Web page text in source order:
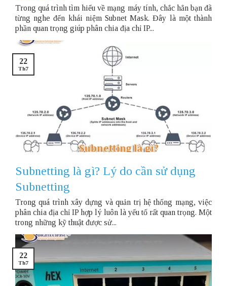
Trong quá trình tìm hiểu về mạng máy tính, chắc hẳn bạn đã
từng nghe đến khái niệm Subnet Mask. Đây là một thành
phần quan trọng giúp phân chia địa chỉ IP...
Subnetting là gì? Lý do cần sử dụng
Subnetting
Trong quá trình xây dựng và quản trị hệ thống mạng, việc
phân chia địa chỉ IP hợp lý luôn là yếu tố rất quan trọng. Một
trong những kỹ thuật được sử...
22
Th7
22
Th7